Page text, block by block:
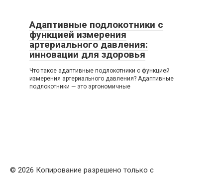
Адаптивные подлокотники с
функцией измерения
артериального давления:
инновации для здоровья
Что такое адаптивные подлокотники с функцией
измерения артериального давления? Адаптивные
подлокотники — это эргономичные
© 2026 Копирование разрешено только с